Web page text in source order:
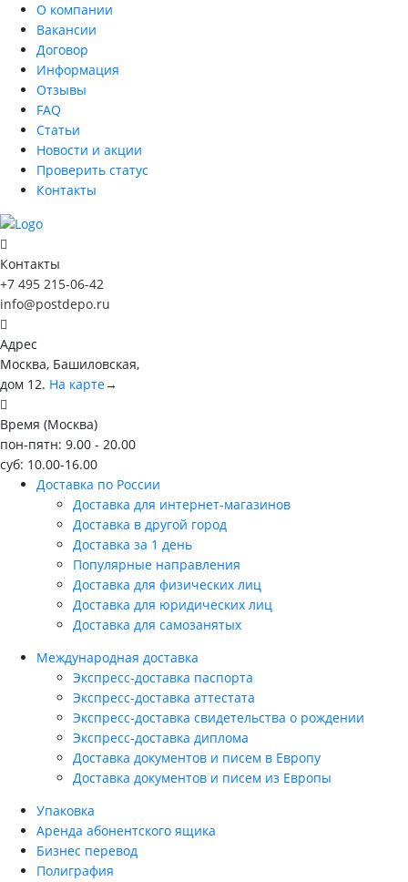
О компании
Вакансии
Договор
Информация
Отзывы
FAQ
Статьи
Новости и акции
Проверить статус
Контакты
Контакты
+7 495 215-06-42
info@postdepo.ru
Адрес
Москва, Башиловская,
дом 12. На карте→
Время (Москва)
пон-пятн: 9.00 - 20.00
суб: 10.00-16.00
Доставка по России
Доставка для интернет-магазинов
Доставка в другой город
Доставка за 1 день
Популярные направления
Доставка для физических лиц
Доставка для юридических лиц
Доставка для самозанятых
Международная доставка
Экспресс-доставка паспорта
Экспресс-доставка аттестата
Экспресс-доставка свидетельства о рождении
Экспресс-доставка диплома
Доставка документов и писем в Европу
Доставка документов и писем из Европы
Упаковка
Аренда абонентского ящика
Бизнес перевод
Полиграфия